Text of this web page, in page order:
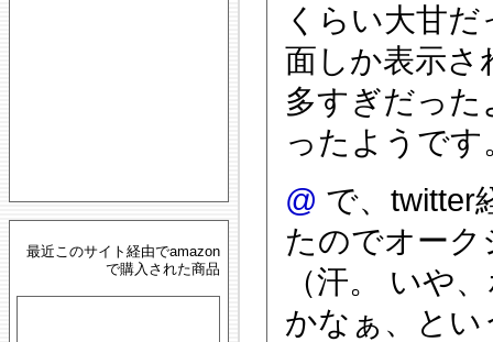
くらい大甘
面しか表示さ
多すぎだっ
ったようです
@ で、twitter
たのでオー
（汗。 いや
かなぁ、と
最近このサイト経由でamazon
で購入された商品